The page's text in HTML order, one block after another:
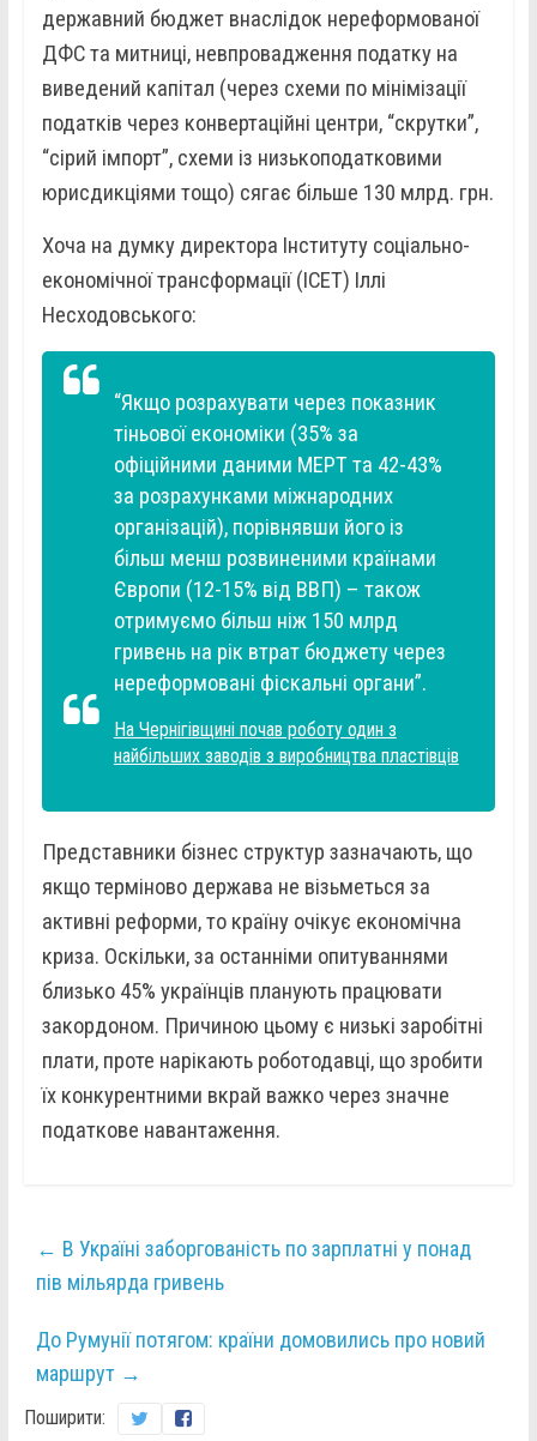
державний бюджет внаслідок нереформованої
ДФС та митниці, невпровадження податку на
виведений капітал (через схеми по мінімізації
податків через конвертаційні центри, “скрутки”,
“сірий імпорт”, схеми із низькоподатковими
юрисдикціями тощо) сягає більше 130 млрд. грн.
Хоча на думку директора Інституту соціально-
економічної трансформації (ІСЕТ) Іллі
Несходовського:
“Якщо розрахувати через показник
тіньової економіки (35% за
офіційними даними МЕРТ та 42-43%
за розрахунками міжнародних
організацій), порівнявши його із
більш менш розвиненими країнами
Європи (12-15% від ВВП) – також
отримуємо більш ніж 150 млрд
гривень на рік втрат бюджету через
нереформовані фіскальні органи”.
На Чернігівщині почав роботу один з
найбільших заводів з виробництва пластівців
Представники бізнес структур зазначають, що
якщо терміново держава не візьметься за
активні реформи, то країну очікує економічна
криза. Оскільки, за останніми опитуваннями
близько 45% українців планують працювати
закордоном. Причиною цьому є низькі заробітні
плати, проте нарікають роботодавці, що зробити
їх конкурентними вкрай важко через значне
податкове навантаження.
← В Україні заборгованість по зарплатні у понад
пів мільярда гривень
До Румунії потягом: країни домовились про новий
маршрут →
Поширити: